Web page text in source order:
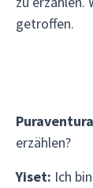
getroffen.
erzählen?
Yiset: Ich